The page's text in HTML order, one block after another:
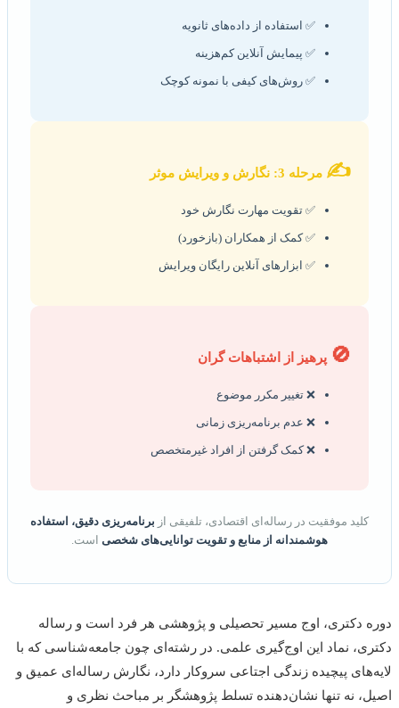
✅ استفاده از داده‌های ثانویه
✅ پیمایش آنلاین کم‌هزینه
✅ روش‌های کیفی با نمونه کوچک
مرحله 3: نگارش و ویرایش موثر
✅ تقویت مهارت نگارش خود
✅ کمک از همکاران (بازخورد)
✅ ابزارهای آنلاین رایگان ویرایش
پرهیز از اشتباهات گران
❌ تغییر مکرر موضوع
❌ عدم برنامه‌ریزی زمانی
❌ کمک گرفتن از افراد غیرمتخصص
کلید موفقیت در رساله‌ای اقتصادی، تلفیقی ازبرنامه‌ریزی دقیق، استفاده
هوشمندانه از منابع و تقویت توانایی‌های شخصیاست.
دکتری، اوج مسیر تحصیلی و پژوهشی هر فرد است و رساله
نماد این اوج‌گیری علمی. در رشته‌ای چون جامعه‌شناسی که با
پیچیده زندگی اجتاعی سروکار دارد، نگارش رساله‌ای عمیق و
نه تنها نشان‌دهنده تسلط پژوهشگر بر مباحث نظری و